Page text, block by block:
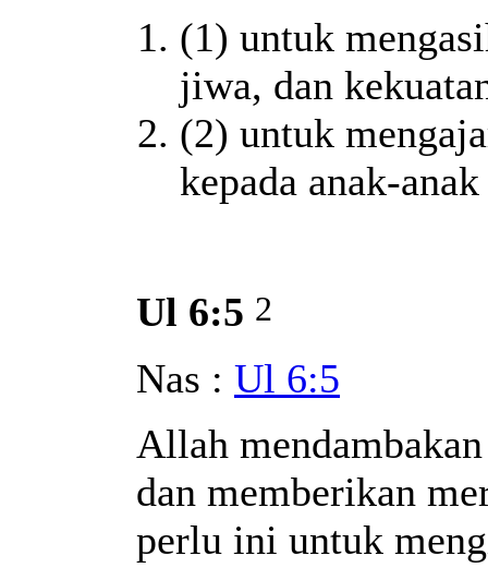
(1) untuk
jiwa, dan
(2) untuk
kepada anak-
Ul 6:5 2
Nas : Ul 6:5
Allah
dan memberikan
perlu ini untuk